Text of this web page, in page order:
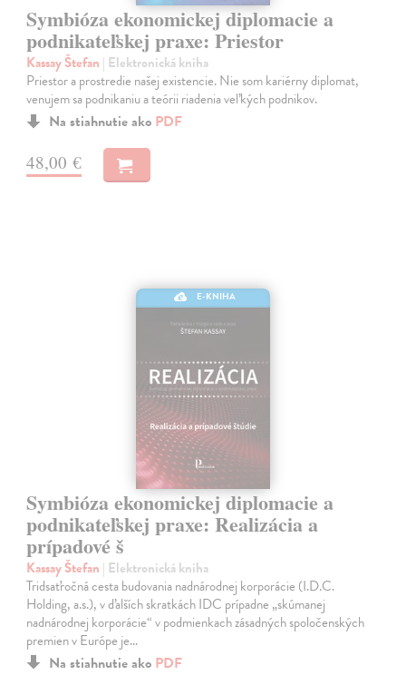
Symbióza ekonomickej diplomacie a
podnikateľskej praxe: Priestor
Kassay Štefan | Elektronická kniha
Priestor a prostredie našej existencie. Nie som kariérny diplomat,
venujem sa podnikaniu a teórii riadenia veľkých podnikov.
Na stiahnutie ako PDF
48,00 €
E-KNIHA
Symbióza ekonomickej diplomacie a
podnikateľskej praxe: Realizácia a
prípadové š
Kassay Štefan | Elektronická kniha
Tridsaťročná cesta budovania nadnárodnej korporácie (I.D.C.
Holding, a.s.), v ďalších skratkách IDC prípadne „skúmanej
nadnárodnej korporácie“ v podmienkach zásadných spoločenských
premien v Európe je…
Na stiahnutie ako PDF